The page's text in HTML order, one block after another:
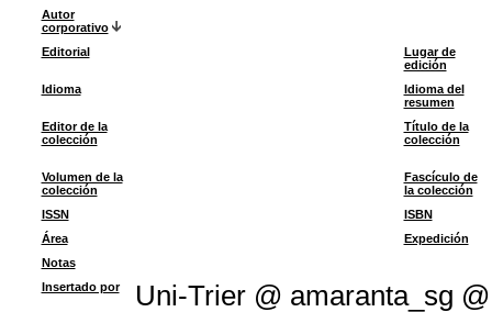
Autor
corporativo
Editorial
Lugar de
edición
Idioma
Idioma del
resumen
Editor de la
colección
Título de la
colección
Volumen de la
colección
Fascículo de
la colección
ISSN
ISBN
Área
Expedición
Notas
Insertado por
Uni-Trier @ amaranta_sg @